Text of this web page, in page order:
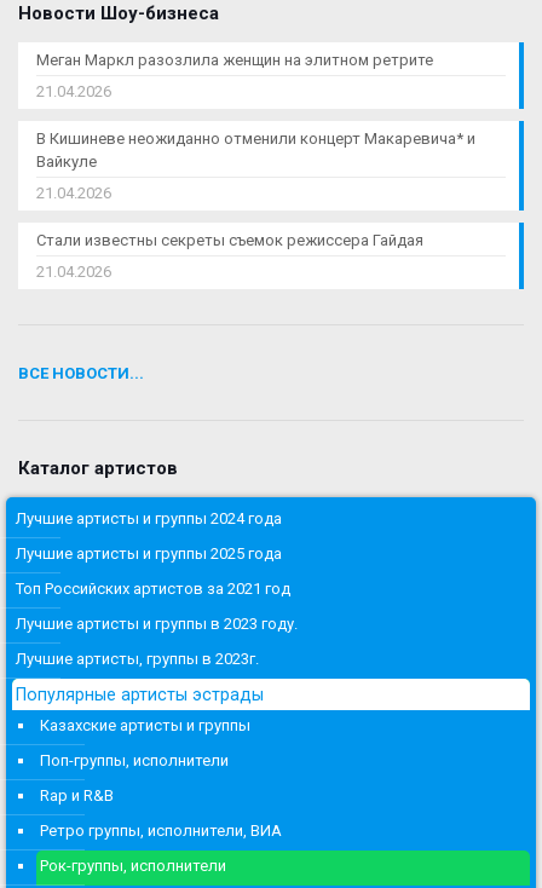
Новости Шоу-бизнеса
Меган Маркл разозлила женщин на элитном ретрите
21.04.2026
В Кишиневе неожиданно отменили концерт Макаревича* и
Вайкуле
21.04.2026
Стали известны секреты съемок режиссера Гайдая
21.04.2026
ВСЕ НОВОСТИ...
Каталог артистов
Лучшие артисты и группы 2024 года
Лучшие артисты и группы 2025 года
Топ Российских артистов за 2021 год
Лучшие артисты и группы в 2023 году.
Лучшие артисты, группы в 2023г.
Популярные артисты эстрады
Казахские артисты и группы
Поп-группы, исполнители
Rap и R&B
Ретро группы, исполнители, ВИА
Рок-группы, исполнители